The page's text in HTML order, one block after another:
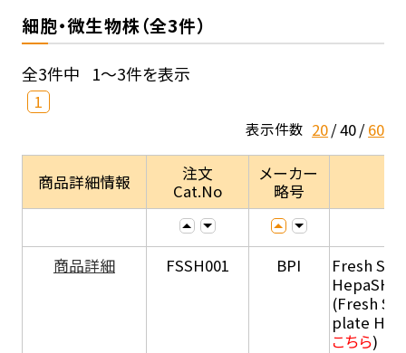
細胞・微生物株（全3件）
全3件中 1～3件を表示
1
表示件数 20 40 60
商品詳細情報
注文
Cat.No
メーカー
略号
商品詳細 FSSH001 BPI
Fresh
HepaSH®
(Fresh
plate
こちら)